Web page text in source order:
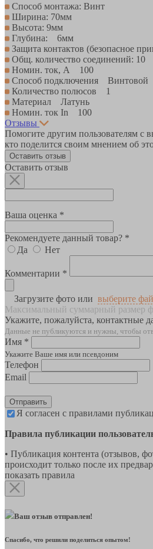
Способ монтажа: Винт
Ширина: 70мм
Высота: 9мм
Глубина: 6мм
Защита контактов (безопасное
Общ. количество соединений: 10
Номин. ток, А 100
Способ подключения Винтовой
Количество полюсов 1
Материал Латунь
Номин. ток In 100
Отзывы
Помогите другим пользователям с
кто поделится своим мнением об
Оставить отзыв
Оставить отзыв
Ваша оценка *
Рекомендуете данный товар? *
Да
Нет
Комментарии *
Загрузите фото или выберите
Максимальный суммарный размер
Укажите, пожалуйста, контактные
Данные не публикуются и нужны, чтобы
Имя *
Укажите Ваше имя или псевдоним
Телефон
Email
Отправить
Я согласен с правилами
Правила публикации
• Публикация контента (отзывов,
происходит только после их
показать правила
Ваш отзыв отправлен!
Спасибо, что решили поделиться опытом!